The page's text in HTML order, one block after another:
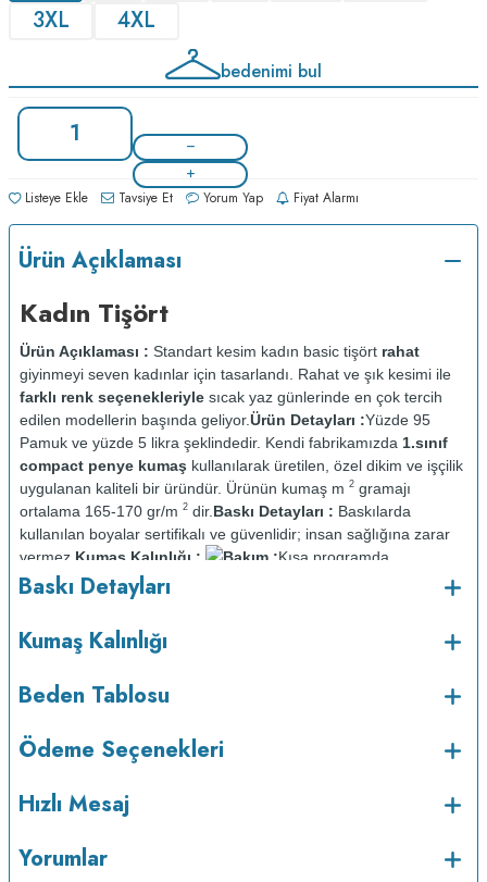
3XL
4XL
bedenimi bul
Listeye Ekle Tavsiye Et Yorum Yap Fiyat Alarmı
Ürün Açıklaması
Kadın Tişört
Ürün Açıklaması : Standart kesim kadın basic tişört rahat
giyinmeyi seven kadınlar için tasarlandı. Rahat ve şık kesimi ile
farklı renk seçenekleriyle sıcak yaz günlerinde en çok tercih
edilen modellerin başında geliyor.Ürün Detayları :Yüzde 95
Pamuk ve yüzde 5 likra şeklindedir. Kendi fabrikamızda 1.sınıf
compact penye kumaş kullanılarak üretilen, özel dikim ve işçilik
uygulanan kaliteli bir üründür. Ürünün kumaş m 2 gramajı
ortalama 165-170 gr/m 2 dir. Baskı Detayları : Baskılarda
kullanılan boyalar sertifikalı ve güvenlidir; insan sağlığına zarar
vermez. Kumaş Kalınlığı : Bakım :Kısa programda
maksimum 30 C sıcaklıkta ve tersten yıkanır.
Kurutma makinesinde kurutulmaz. Orta ısıda ve tersten
Baskı Detayları
Kumaş Kalınlığı
Beden Tablosu
Ödeme Seçenekleri
Hızlı Mesaj
Yorumlar